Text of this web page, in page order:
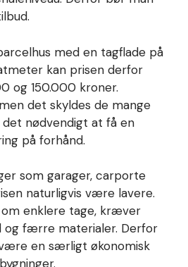
med en tagflade på
kan prisen derfor
og 150.000 kroner.
det skyldes de mange
nødvendigt at få en
på forhånd.
som garager, carporte
naturligvis være lavere.
enklere tage, kræver
og færre materialer. Derfor
en særligt økonomisk